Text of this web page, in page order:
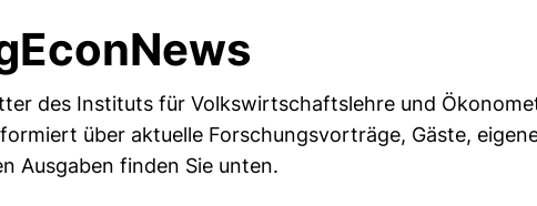
des Instituts für Volkswirtschaftslehre und
über aktuelle Forschungsvorträge, Gäste,
Ausgaben finden Sie unten.